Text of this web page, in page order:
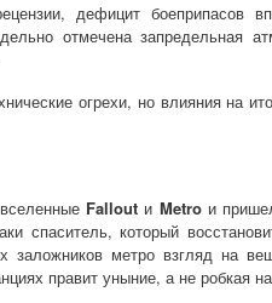
дефицит боеприпасов
отмечена запредельная
огрехи, но влияния на
Fallout и Metroи
спаситель, который
заложников метро взгляд на
правит уныние, а не робкая